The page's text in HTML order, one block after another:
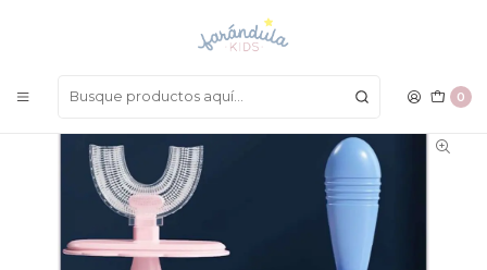
0
LAS MEJORES PRENDAS A UN SOLO CLICK